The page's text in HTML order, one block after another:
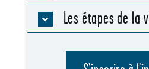
Les étapes de la